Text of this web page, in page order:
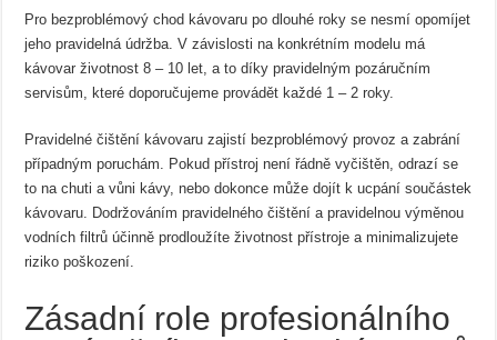
Pro bezproblémový chod kávovaru po dlouhé roky se nesmí opomíjet
jeho pravidelná údržba. V závislosti na konkrétním modelu má
kávovar životnost 8 – 10 let, a to díky pravidelným pozáručním
servisům, které doporučujeme provádět každé 1 – 2 roky.
Pravidelné čištění kávovaru zajistí bezproblémový provoz a zabrání
případným poruchám. Pokud přístroj není řádně vyčištěn, odrazí se
to na chuti a vůni kávy, nebo dokonce může dojít k ucpání součástek
kávovaru. Dodržováním pravidelného čištění a pravidelnou výměnou
vodních filtrů účinně prodloužíte životnost přístroje a minimalizujete
riziko poškození.
Zásadní role profesionálního